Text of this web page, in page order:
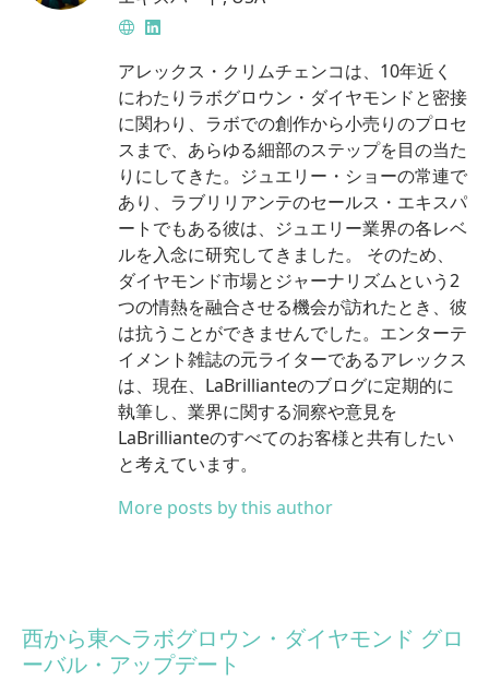
WebsiteLinkedIn
アレックス・クリムチェンコは、10年近く
にわたりラボグロウン・ダイヤモンドと密接
に関わり、ラボでの創作から小売りのプロセ
スまで、あらゆる細部のステップを目の当た
りにしてきた。ジュエリー・ショーの常連で
あり、ラブリリアンテのセールス・エキスパ
ートでもある彼は、ジュエリー業界の各レベ
ルを入念に研究してきました。 そのため、
ダイヤモンド市場とジャーナリズムという2
つの情熱を融合させる機会が訪れたとき、彼
は抗うことができませんでした。エンターテ
イメント雑誌の元ライターであるアレックス
は、現在、LaBrillianteのブログに定期的に
執筆し、業界に関する洞察や意見を
LaBrillianteのすべてのお客様と共有したい
と考えています。
More posts by this author
西から東へラボグロウン・ダイヤモンド グロ
ーバル・アップデート